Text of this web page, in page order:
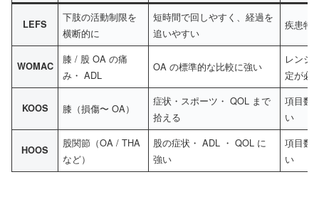
LEFS
下肢の活動制限を
横断的に
短時間で回しやすく、経過を
追いやすい
疾患特
WOMAC
膝 / 股 OA の痛
み・ ADL
OA の標準的な比較に強い
レンジ
定が必
KOOS 膝（損傷〜 OA）
症状・スポーツ・ QOL まで
拾える
項目数
い
HOOS
股関節（OA / THA
など）
股の症状・ ADL ・ QOL に
強い
項目数
い